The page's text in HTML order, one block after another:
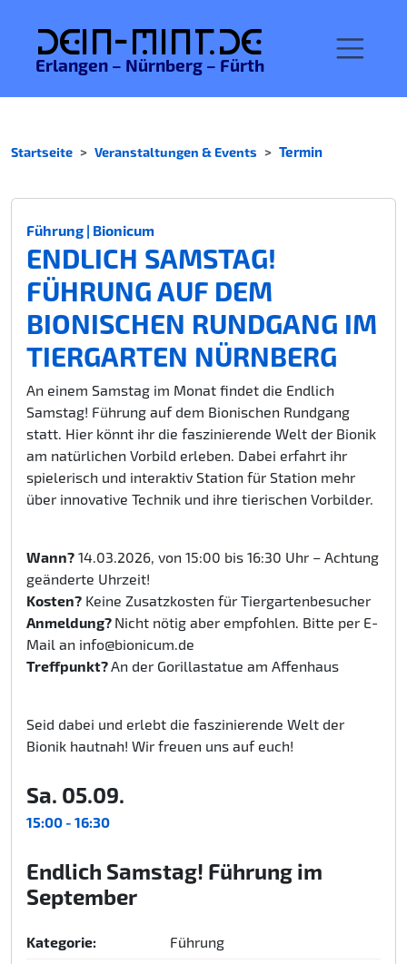
Dein-MINT.de
Erlangen – Nürnberg – Fürth
Startseite Veranstaltungen & Events Termin
Führung | Bionicum
ENDLICH SAMSTAG!
FÜHRUNG AUF DEM
BIONISCHEN RUNDGANG IM
TIERGARTEN NÜRNBERG
An einem Samstag im Monat findet die Endlich
Samstag! Führung auf dem Bionischen Rundgang
statt. Hier könnt ihr die faszinierende Welt der Bionik
am natürlichen Vorbild erleben. Dabei erfahrt ihr
spielerisch und interaktiv Station für Station mehr
über innovative Technik und ihre tierischen Vorbilder.
Wann? 14.03.2026, von 15:00 bis 16:30 Uhr – Achtung
geänderte Uhrzeit!
Kosten? Keine Zusatzkosten für Tiergartenbesucher
Anmeldung? Nicht nötig aber empfohlen. Bitte per E-
Mail an info@bionicum.de
Treffpunkt?An der Gorillastatue am Affenhaus
Seid dabei und erlebt die faszinierende Welt der
Bionik hautnah! Wir freuen uns auf euch!
Sa. 05.09.
15:00 - 16:30
Endlich Samstag! Führung im
September
Kategorie:
Führung